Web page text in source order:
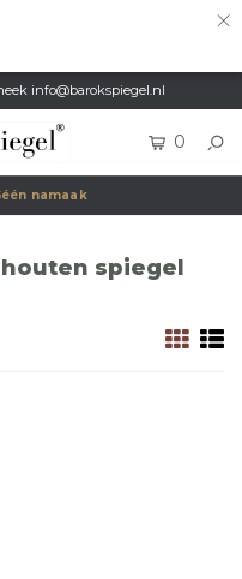
×
info@barokspiegel.nl
0
namaak
spiegel